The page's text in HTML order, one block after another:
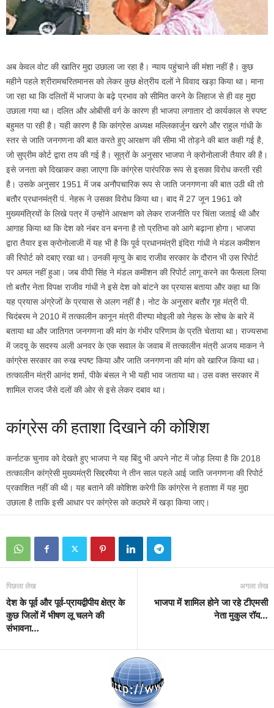
अब केवल वोट की खातिर मुद्दा उछाला जा रहा है। न्याय पहुंचाने की मंशा नहीं है। कुछ
महीने पहले श्रीरामचरितमानस को लेकर कुछ क्षेत्रीय दलों ने विवाद खड़ा किया था। माना
जा रहा था कि दलितों में भाजपा के बढ़े प्रभाव को सीमित करने के लिहाज से ही वह मुद्दा
उछाला गया था। दलित और ओबीसी वर्ग के कारण ही भाजपा लगातार दो कार्यकाल से स्पष्ट
बहुमत पा रही है। यही कारण है कि कांग्रेस अध्यक्ष मल्लिकार्जुन खरगे और राहुल गांधी के
स्तर से जाति जनगणना की बात करते हुए आरक्षण की सीमा भी तोड़ने की बात कही गई है,
जो सुप्रीम कोर्ट द्वारा तय की गई है। सूत्रों के अनुसार भाजपा ने क्रोनोलाजी तैयार की है।
इसे जनता को दिखाकर कहा जाएगा कि कांग्रेस पारंपरिक रूप से इसका विरोध करती रही
है। उसके अनुसार 1951 में जब अनौपचारिक रूप से जाति जनगणना की बात उठी थी तो
बतौर प्रधानमंत्री पं. नेहरू ने उसका विरोध किया था। बाद में 27 जून 1961 को
मुख्यमंत्रियों के लिखे पत्र में उन्होंने आरक्षण को लेकर राजनीति पर चिंता जताई थी और
आगाह किया था कि देश को नंबर वन बनना है तो प्रतिभा को आगे बढ़ाना होगा। भाजपा
द्वारा तैयार इस क्रोनोलाजी में यह भी है कि पूर्व प्रधानमंत्री इंदिरा गांधी ने मंडल कमीशन
की रिपोर्ट को दबाए रखा था। उनकी मृत्यु के बाद राजीव सरकार के दौरान भी उस रिपोर्ट
पर अमल नहीं हुआ। जब वीपी सिंह ने मंडल कमीशन की रिपोर्ट लागू करने का फैसला लिया
तो बतौर नेता विपक्ष राजीव गांधी ने इसे देश को बांटने का प्रयास बताया और कहा था कि
यह प्रयास अंग्रेजों के प्रयास से अलग नहीं है। नोट के अनुसार बतौर गृह मंत्री पी.
चिदंबरम ने 2010 में तत्कालीन कानून मंत्री वीरप्पा मोइली को नेहरू के सोच के बारे में
बताया था और जातिगत जनगणना की मांग के गंभीर परिणाम के प्रति चेताया था। राज्यसभा
में जदयू के सदस्य अली अनवर के एक सवाल के जवाब में तत्कालीन मंत्री अजय माकन ने
कांग्रेस सरकार का रुख स्पष्ट किया और जाति जनगणना की मांग को खारिज किया था।
तत्कालीन मंत्री आनंद शर्मा, पीके बंसल ने भी यही भाव जताया था। उस वक्त सरकार में
शामिल राजद जैसे दलों की ओर से इसे लेकर दबाव था।
कांग्रेस की हताशा दिखाने की कोशिश
कर्नाटक चुनाव को देखते हुए भाजपा ने यह बिंदु भी अपने नोट में जोड़ लिया है कि 2018
तत्कालीन कांग्रेसी मुख्यमंत्री सिद्दरमैया ने तीन साल पहले आई जाति जनगणना की रिपोर्ट
प्रकाशित नहीं की थी। यह बताने की कोशिश करेगी कि कांग्रेस ने हताशा में यह मुद्दा
उछाला है ताकि इसी आधार पर कांग्रेस को कठघरे में खड़ा किया जाए।
पिछला लेख
देश के पूर्व और पूर्व-प्रायद्वीपीय क्षेत्र के
कुछ जिलों में भीषण लू चलने की
संभावना…
अगला लेख
भाजपा में शामिल होने जा रहे टीएमसी
नेता मुकुल रॉय…